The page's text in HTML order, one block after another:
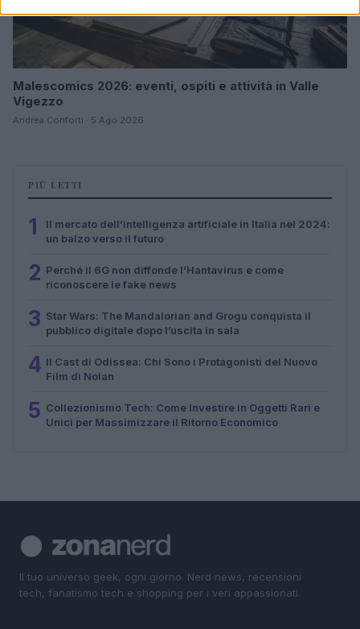
Malescomics 2026: eventi, ospiti e attività in Valle
Vigezzo
Andrea Conforti · 5 Ago 2026
PIÙ LETTI
1
Il mercato dell’intelligenza artificiale in Italia nel 2024:
un balzo verso il futuro
2 Perché il 6G non diffonde l’Hantavirus e come
riconoscere le fake news
3 Star Wars: The Mandalorian and Grogu conquista il
pubblico digitale dopo l’uscita in sala
4 Il Cast di Odissea: Chi Sono i Protagonisti del Nuovo
Film di Nolan
5 Collezionismo Tech: Come Investire in Oggetti Rari e
Unici per Massimizzare il Ritorno Economico
Il tuo universo geek, ogni giorno. Nerd news, recensioni
tech, fanatismo tech e shopping per i veri appassionati.